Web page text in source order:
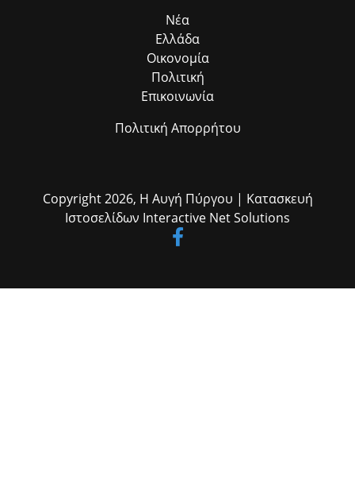
Νέα
Ελλάδα
Οικονομία
Πολιτική
Επικοινωνία
Πολιτική Απορρήτου
Copyright 2026, Η Αυγή Πύργου | Κατασκευή
Ιστοσελίδων Interactive Net Solutions